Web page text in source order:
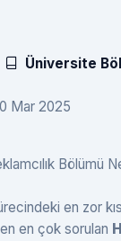
Üniversite
Mar 2025
en zor
en çok sorulan